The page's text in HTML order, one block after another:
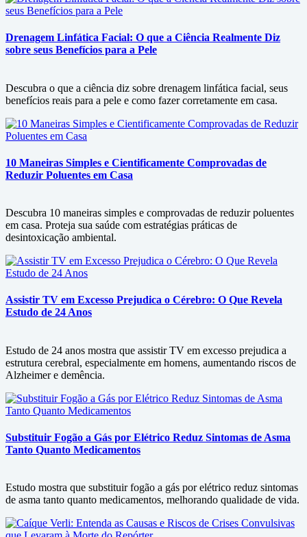
Drenagem Linfática Facial: O que a Ciência Realmente Diz
sobre seus Benefícios para a Pele
Descubra o que a ciência diz sobre drenagem linfática facial, seus
benefícios reais para a pele e como fazer corretamente em casa.
10 Maneiras Simples e Cientificamente Comprovadas de
Reduzir Poluentes em Casa
Descubra 10 maneiras simples e comprovadas de reduzir poluentes
em casa. Proteja sua saúde com estratégias práticas de
desintoxicação ambiental.
Assistir TV em Excesso Prejudica o Cérebro: O Que Revela
Estudo de 24 Anos
Estudo de 24 anos mostra que assistir TV em excesso prejudica a
estrutura cerebral, especialmente em homens, aumentando riscos de
Alzheimer e demência.
Substituir Fogão a Gás por Elétrico Reduz Sintomas de Asma
Tanto Quanto Medicamentos
Estudo mostra que substituir fogão a gás por elétrico reduz sintomas
de asma tanto quanto medicamentos, melhorando qualidade de vida.